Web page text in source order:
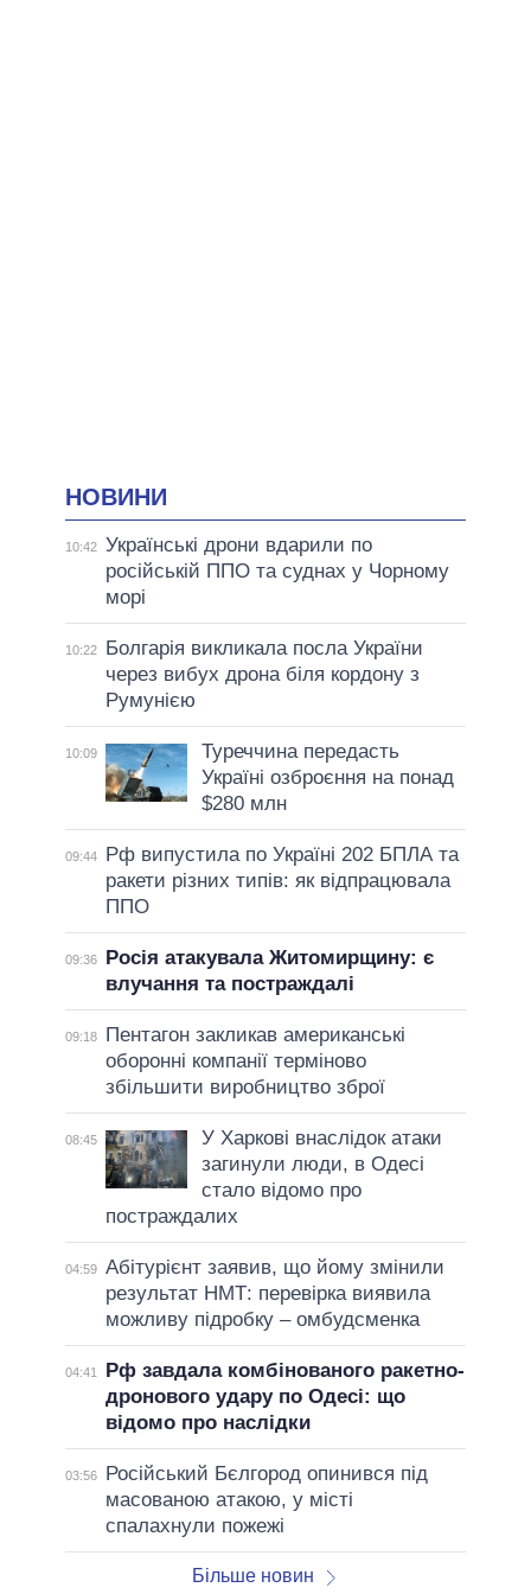
НОВИНИ
10:42 Українські дрони вдарили по
російській ППО та суднах у Чорному
морі
10:22
Болгарія викликала посла України
через вибух дрона біля кордону з
Румунією
10:09
Туреччина передасть
Україні озброєння на понад
$280 млн
09:44
Рф випустила по Україні 202 БПЛА та
ракети різних типів: як відпрацювала
ППО
09:36
Росія атакувала Житомирщину: є
влучання та постраждалі
09:18
Пентагон закликав американські
оборонні компанії терміново
збільшити виробництво зброї
08:45
У Харкові внаслідок атаки
загинули люди, в Одесі
стало відомо про
постраждалих
04:59 Абітурієнт заявив, що йому змінили
результат НМТ: перевірка виявила
можливу підробку – омбудсменка
04:41
Рф завдала комбінованого ракетно-
дронового удару по Одесі: що
відомо про наслідки
03:56
Російський Бєлгород опинився під
масованою атакою, у місті
спалахнули пожежі
Більше новин